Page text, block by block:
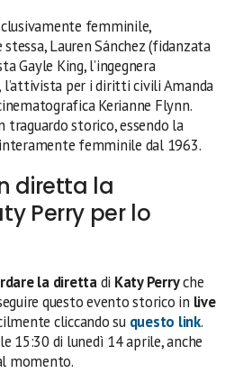
femminile,
Lauren Sánchez (fidanzata
Gayle King, l’ingegnera
l’attivista per i diritti civili Amanda
Kerianne Flynn.
traguardo storico, essendo la
femminile dal 1963.
diretta la
Perry per lo
la direttadi Katy Perryche
questo evento storico in live
cliccando su questo link.
15:30 di lunedì 14 aprile, anche
momento.